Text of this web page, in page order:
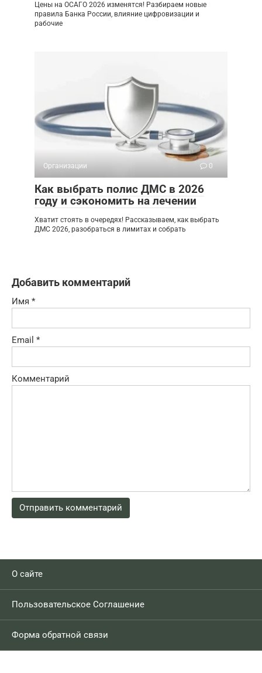
Цены на ОСАГО 2026 изменятся! Разбираем новые
правила Банка России, влияние цифровизации и
рабочие
Организации 0
Как выбрать полис ДМС в 2026
году и сэкономить на лечении
Хватит стоять в очередях! Рассказываем, как выбрать
ДМС 2026, разобраться в лимитах и собрать
Добавить комментарий
Имя *
Email *
Комментарий
О сайте
Пользовательское Соглашение
Форма обратной связи